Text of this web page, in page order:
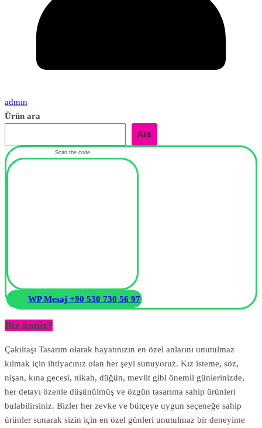
admin
Ürün ara
Ara
Scan the code
WP Mesaj +90 530 730 56 97
Biz kimiz?
Çakıltaşı Tasarım olarak hayatınızın en özel anlarını unutulmaz
kılmak için ihtiyacınız olan her şeyi sunuyoruz. Kız isteme, söz,
nişan, kına gecesi, nikah, düğün, mevlit gibi önemli günlerinizde,
her detayı özenle düşünülmüş ve özgün tasarıma sahip ürünleri
bulabilirsiniz. Bizler her zevke ve bütçeye uygun seçeneğe sahip
ürünler sunarak sizin için en özel günleri unutulmaz bir deneyime